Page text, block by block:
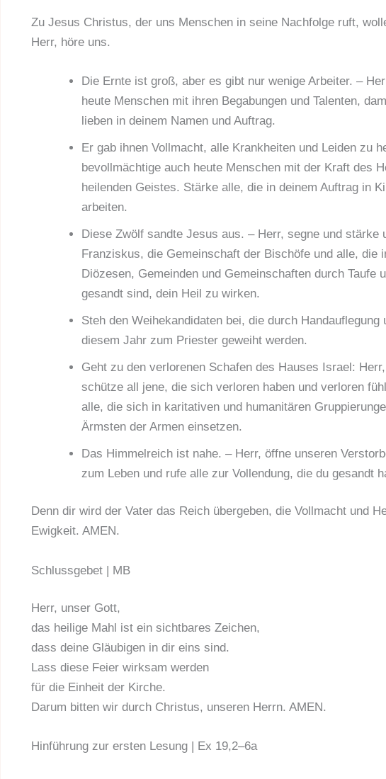
Zu Jesus Christus, der uns Menschen in seine Nachfolge ruft,
Herr, höre uns.
Die Ernte ist groß, aber es gibt nur wenige Arbeiter. –
heute Menschen mit ihren Begabungen und Talenten,
lieben in deinem Namen und Auftrag.
Er gab ihnen Vollmacht, alle Krankheiten und Leiden zu
bevollmächtige auch heute Menschen mit der Kraft des
heilenden Geistes. Stärke alle, die in deinem Auftrag in
arbeiten.
Diese Zwölf sandte Jesus aus. – Herr, segne und stärke
Franziskus, die Gemeinschaft der Bischöfe und alle, die
Diözesen, Gemeinden und Gemeinschaften durch Taufe
gesandt sind, dein Heil zu wirken.
Steh den Weihekandidaten bei, die durch Handauflegung
diesem Jahr zum Priester geweiht werden.
Geht zu den verlorenen Schafen des Hauses Israel:
schütze all jene, die sich verloren haben und verloren
alle, die sich in karitativen und humanitären
Ärmsten der Armen einsetzen.
Das Himmelreich ist nahe. – Herr, öffne unseren
zum Leben und rufe alle zur Vollendung, die du gesandt
Denn dir wird der Vater das Reich übergeben, die Vollmacht und
Ewigkeit. AMEN.
Schlussgebet | MB
Herr, unser Gott,
das heilige Mahl ist ein sichtbares Zeichen,
dass deine Gläubigen in dir eins sind.
Lass diese Feier wirksam werden
für die Einheit der Kirche.
Darum bitten wir durch Christus, unseren Herrn. AMEN.
Hinführung zur ersten Lesung | Ex 19,2–6a